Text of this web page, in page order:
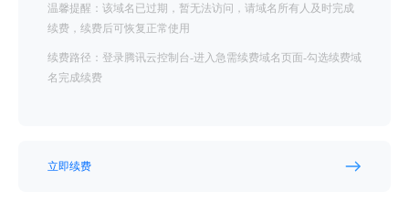
温馨提醒：该域名已过期，暂无法访问，请域名所有人及时完成
续费，续费后可恢复正常使用
续费路径：登录腾讯云控制台-进入急需续费域名页面-勾选续费域
名完成续费
立即续费